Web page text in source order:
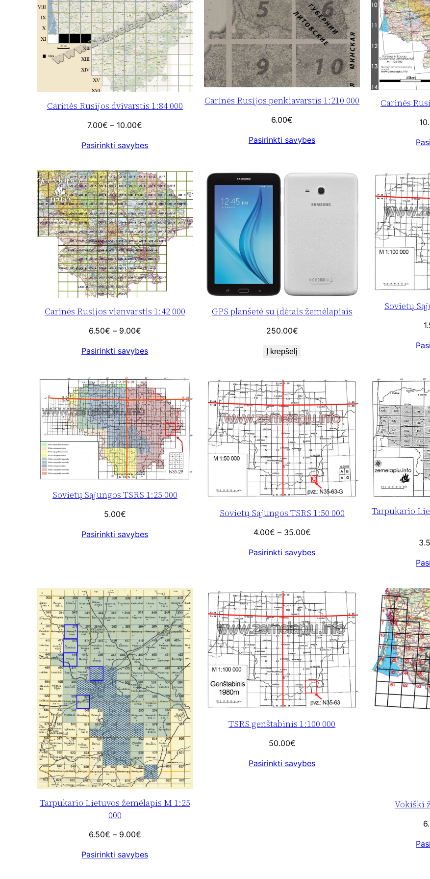
Carinės Rusijos dvivarstis 1:84 000
7.00€ – 10.00€
7.00€
10.00€
Pasirinkti savybes
Carinės Rusijos penkiavarstis 1:210 000
6.00€
Pasirinkti savybes
Carinės
Carinės Rusijos vienvarstis 1:42 000
6.50€ – 9.00€Price
6.50€
9.00€
Pasirinkti savybes
GPS planšetė su įdėtais žemėlapiais
250.00€
Į krepšelį
Sovietų
Sovietų Sąjungos TSRS 1:25 000
5.00€
Pasirinkti savybes
Sovietų Sąjungos TSRS 1:50 000
4.00€ – 35.00€Price
4.00€
Pasirinkti savybes
Tarpukario
Tarpukario Lietuvos žemėlapis M 1:25
000
6.50€ – 9.00€Price
6.50€
Pasirinkti savybes
TSRS genštabinis 1:100 000
50.00€
Pasirinkti savybes
Vokiški